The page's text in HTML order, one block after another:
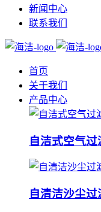
新闻中心
联系我们
首页
关于我们
产品中心
自洁式空气过
自清洁沙尘过